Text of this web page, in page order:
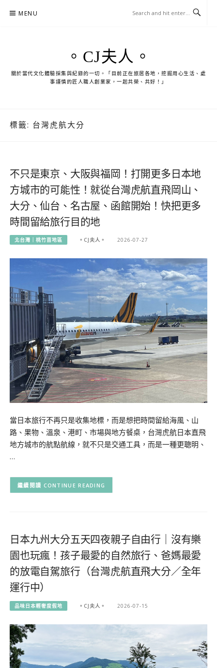
MENU
。CJ夫人。
關於當代文化體驗採集與紀錄的一切。「目前正在旅居各地，挖掘用心生活、處
事謹慎的匠人職人創業家，一起共榮、共好！」
標籤: 台灣虎航大分
不只是東京、大阪與福岡！打開更多日本地
方城市的可能性！就從台灣虎航直飛岡山、
大分、仙台、名古屋、函館開始！快把更多
時間留給旅行目的地
北台灣｜桃竹苗地區 。CJ夫人。 2026-07-27
當日本旅行不再只是收集地標，而是想把時間留給海風、山
路、果物、溫泉、港町、市場與地方餐桌，台灣虎航日本直飛
地方城市的航點航線，就不只是交通工具，而是一種更聰明、
…
CONTINUE READING
日本九州大分五天四夜親子自由行｜沒有樂
園也玩瘋！孩子最愛的自然旅行、爸媽最愛
的放電自駕旅行（台灣虎航直飛大分／全年
運行中）
品味日本輕奢度假地 。CJ夫人。 2026-07-15